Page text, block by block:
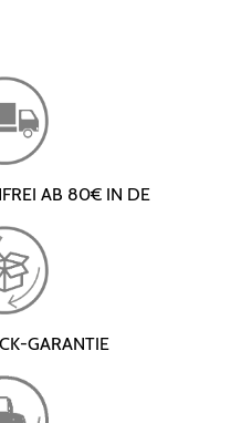
AB 80€ IN DE
GARANTIE